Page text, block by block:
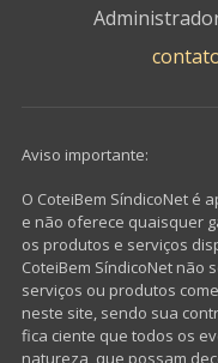
Aviso importante:
O CoteiBem SíndicoNet é
e não oferece quaisquer
os produtos e serviços
CoteiBem SíndicoNet não
serviços ou produtos
neste site, sendo sua
fica ciente que todos os
natureza, que possam